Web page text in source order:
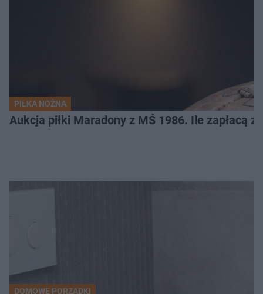
PIŁKA NOŻNA
Aukcja piłki Maradony z MŚ 1986. Ile zapłacą
DOMOWE PORZĄDKI